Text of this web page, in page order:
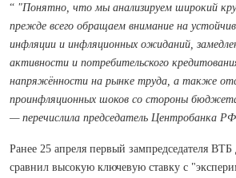
“ "Понятно, что мы анализируем широкий
прежде всего обращаем внимание на
инфляции и инфляционных ожиданий,
активности и потребительского
напряжённости на рынке труда, а также
проинфляционных шоков со стороны бюджета
— перечислила председатель Центробанка РФ.
Ранее 25 апреля первый зампредседателя
сравнил высокую ключевую ставку с